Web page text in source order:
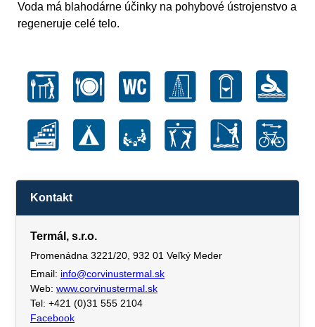
Voda má blahodárne účinky na pohybové ústrojenstvo a
regeneruje celé telo.
Kontakt
Termál, s.r.o.
Promenádna 3221/20, 932 01 Veľký Meder
Email: info@corvinustermal.sk
Web: www.corvinustermal.sk
Tel: +421 (0)31 555 2104
Facebook